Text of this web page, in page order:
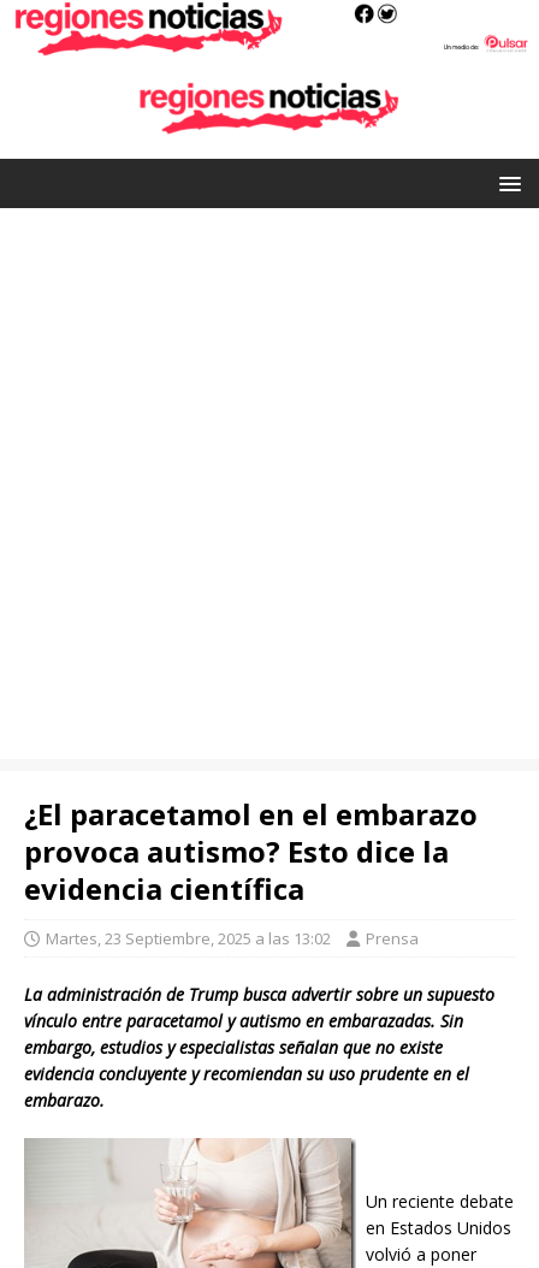
¿El paracetamol en el embarazo
provoca autismo? Esto dice la
evidencia científica
Martes, 23 Septiembre, 2025 a las 13:02 Prensa
La administración de Trump busca advertir sobre un supuesto
vínculo entre paracetamol y autismo en embarazadas. Sin
embargo, estudios y especialistas señalan que no existe
evidencia concluyente y recomiendan su uso prudente en el
embarazo.
Un reciente debate
en Estados Unidos
volvió a poner